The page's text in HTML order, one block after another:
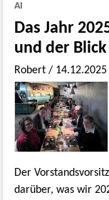
AI
Das Jahr
und der
Robert/ 14.12.2025
Der
darüber, was wir